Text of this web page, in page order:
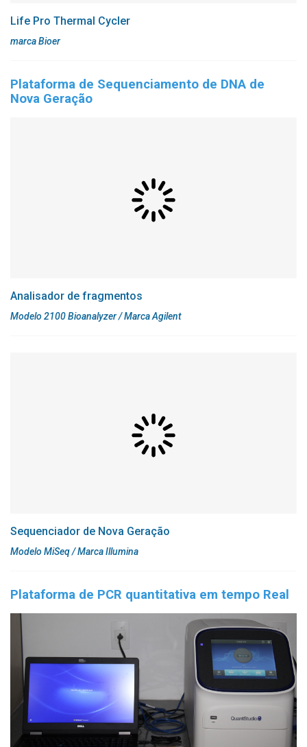
Life Pro Thermal Cycler
marca Bioer
Plataforma de Sequenciamento de DNA de
Nova Geração
Analisador de fragmentos
Modelo 2100 Bioanalyzer / Marca Agilent
Sequenciador de Nova Geração
Modelo MiSeq / Marca Illumina
Plataforma de PCR quantitativa em tempo Real